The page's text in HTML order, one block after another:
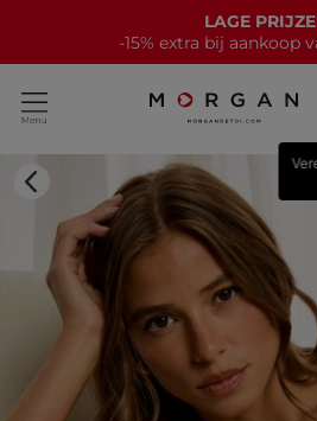
LAGE
-15% extra bij aankoop